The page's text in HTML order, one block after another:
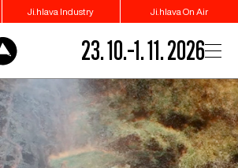
Ji.hlava Industry Ji.hlava On Air
23. 10.–1. 11. 2026